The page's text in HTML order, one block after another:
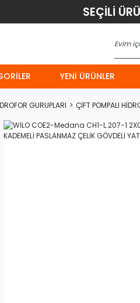
SEÇİLİ
YENI ÜRÜNLER
GURUPLARI ÇİFT POMPALI